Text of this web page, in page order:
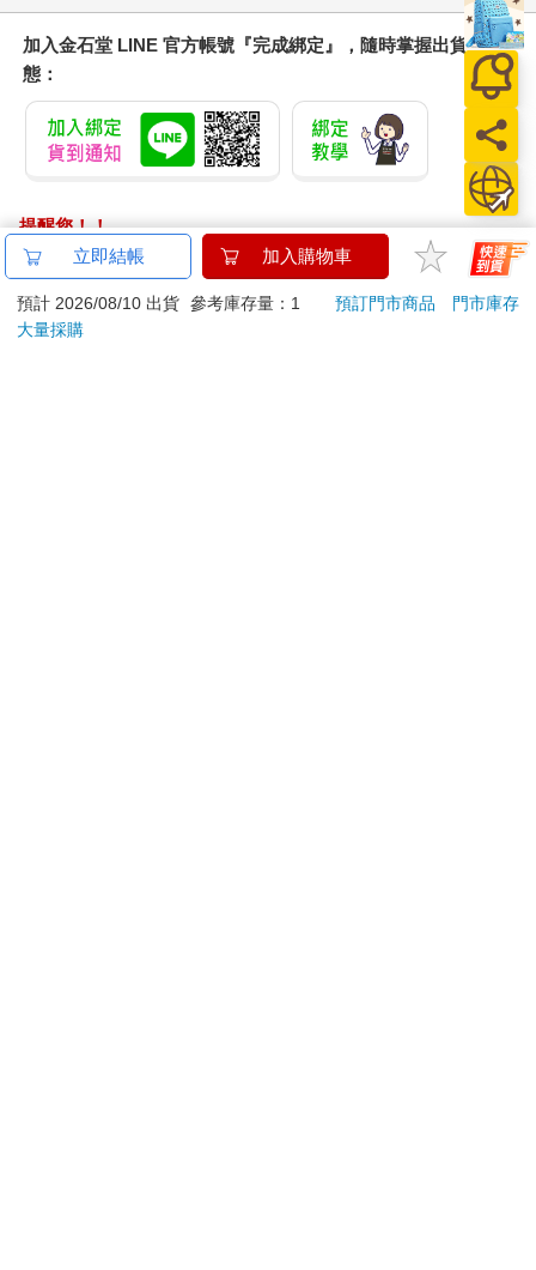
加入金石堂 LINE 官方帳號『完成綁定』，隨時掌握出貨動
態：
提醒您！！
金石堂及銀行均不會請您操作ATM! 如接獲電話要求您前往
ATM提款機，請不要聽從指示，以免受騙上當！
退換貨須知：
立即結帳 加入購物車
預計 2026/08/10 出貨 參考庫存量：1 預訂門市商品
門市庫存
大量採購